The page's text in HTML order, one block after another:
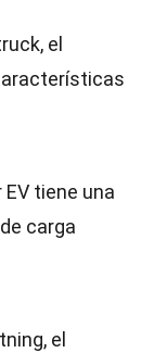
el
tiene una
carga
el